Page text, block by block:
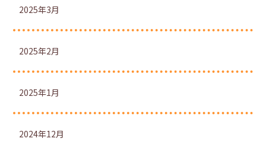
2025年3月
2025年2月
2025年1月
2024年12月